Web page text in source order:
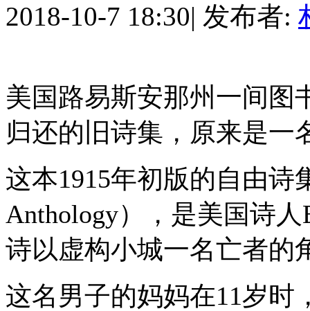
2018-10-7 18:30| 发布者:
美国路易斯安那州一间图
归还的旧诗集，原来是一
这本1915年初版的自由诗
Anthology），是美国诗人
诗以虚构小城一名亡者的
这名男子的妈妈在11岁时